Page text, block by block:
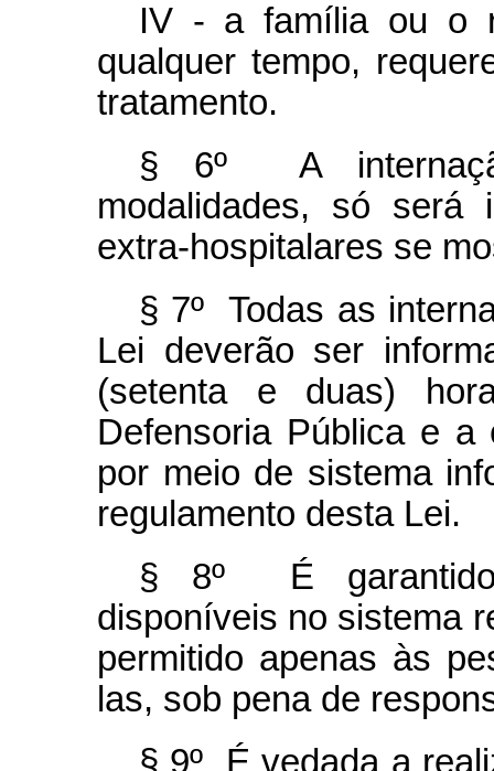
IV - a família ou o
qualquer tempo,
tratamento.
§ 6º A
modalidades, só será
extra-hospitalares se
§ 7º Todas as
Lei deverão ser
(setenta e duas)
Defensoria Pública e a
por meio de sistema
regulamento desta Lei.
§ 8º É garantido
disponíveis no sistema
permitido apenas às
las, sob pena de
§ 9º É vedada a